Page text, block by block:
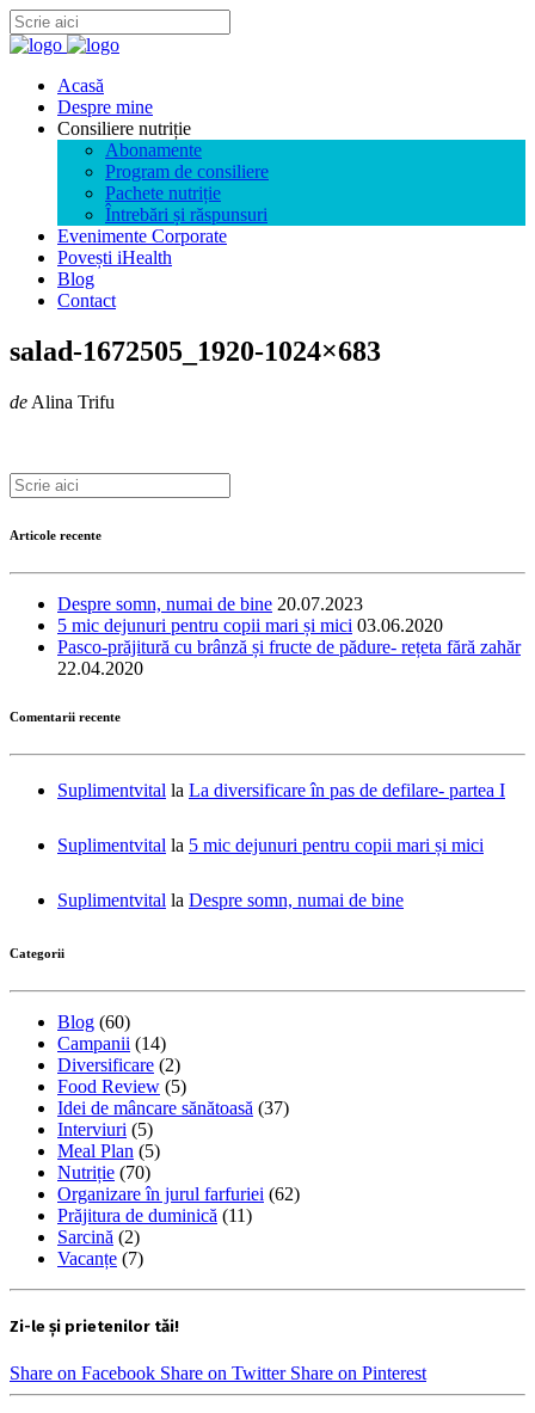
Acasă
Despre mine
Consiliere nutriție
Abonamente
Program de consiliere
Pachete nutriție
Întrebări și răspunsuri
Evenimente Corporate
Povești iHealth
Blog
Contact
salad-1672505_1920-1024×683
de Alina Trifu
Articole recente
Despre somn, numai de bine 20.07.2023
5 mic dejunuri pentru copii mari și mici 03.06.2020
Pasco-prăjitură cu brânză și fructe de pădure- rețeta fără zahăr
22.04.2020
Comentarii recente
Suplimentvital la La diversificare în pas de defilare- partea I
Suplimentvital la 5 mic dejunuri pentru copii mari și mici
Suplimentvital la Despre somn, numai de bine
Categorii
Blog (60)
Campanii (14)
Diversificare (2)
Food Review (5)
Idei de mâncare sănătoasă (37)
Interviuri (5)
Meal Plan (5)
Nutriție (70)
Organizare în jurul farfuriei (62)
Prăjitura de duminică (11)
Sarcină (2)
Vacanțe (7)
Zi-le și prietenilor tăi!
Share on Facebook Share on Twitter Share on Pinterest